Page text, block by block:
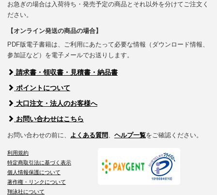
お急ぎの場合は入荷待ち・発売予定の商品とそれ以外を分けてご注文く
ださい。
【オンライン発送の商品の場合】
PDF版電子書籍は、ご利用にあたって必要な情報（ダウンロード情報、
参加証など）を電子メールでお送りします。
請求書・領収書・見積書・納品書
ポイントについて
大口注文・法人のお客様へ
お問い合わせはこちら
お問い合わせの前に、 よくある質問、 ヘルプ一覧をご確認ください。
利用規約
特定商取引法に基づく表示
個人情報保護について
著作権・リンクについて
翔泳社について